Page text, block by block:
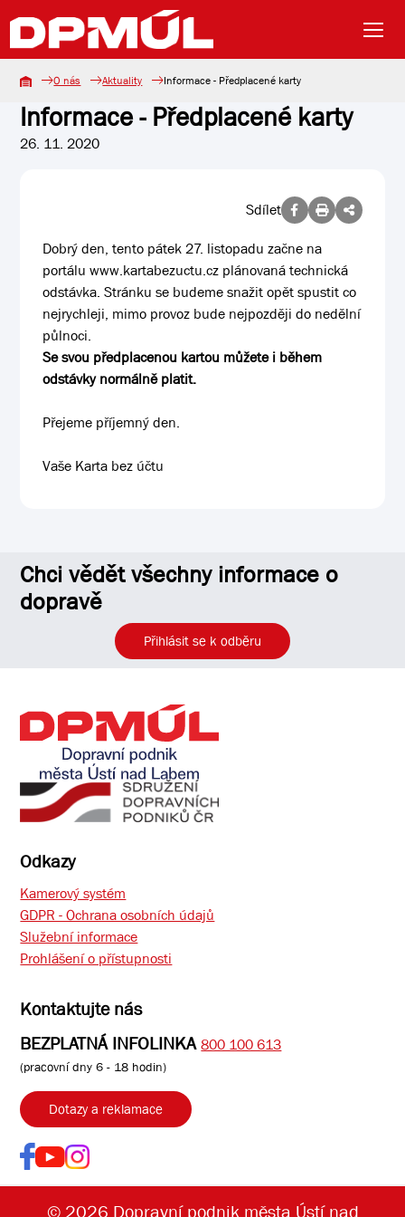
O nás Aktuality Informace - Předplacené karty
Informace - Předplacené karty
26. 11. 2020
Sdílet
Dobrý den, tento pátek 27. listopadu začne na
portálu www.kartabezuctu.cz plánovaná technická
odstávka. Stránku se budeme snažit opět spustit co
nejrychleji, mimo provoz bude nejpozději do nedělní
půlnoci.
Se svou předplacenou kartou můžete i během
odstávky normálně platit.
Přejeme příjemný den.
Vaše Karta bez účtu
Chci vědět všechny informace o
dopravě
Přihlásit se k odběru
Odkazy
Kamerový systém
GDPR - Ochrana osobních údajů
Služební informace
Prohlášení o přístupnosti
Kontaktujte nás
BEZPLATNÁ INFOLINKA 800 100 613
(pracovní dny 6 - 18 hodin)
Dotazy a reklamace
© 2026 Dopravní podnik města Ústí nad